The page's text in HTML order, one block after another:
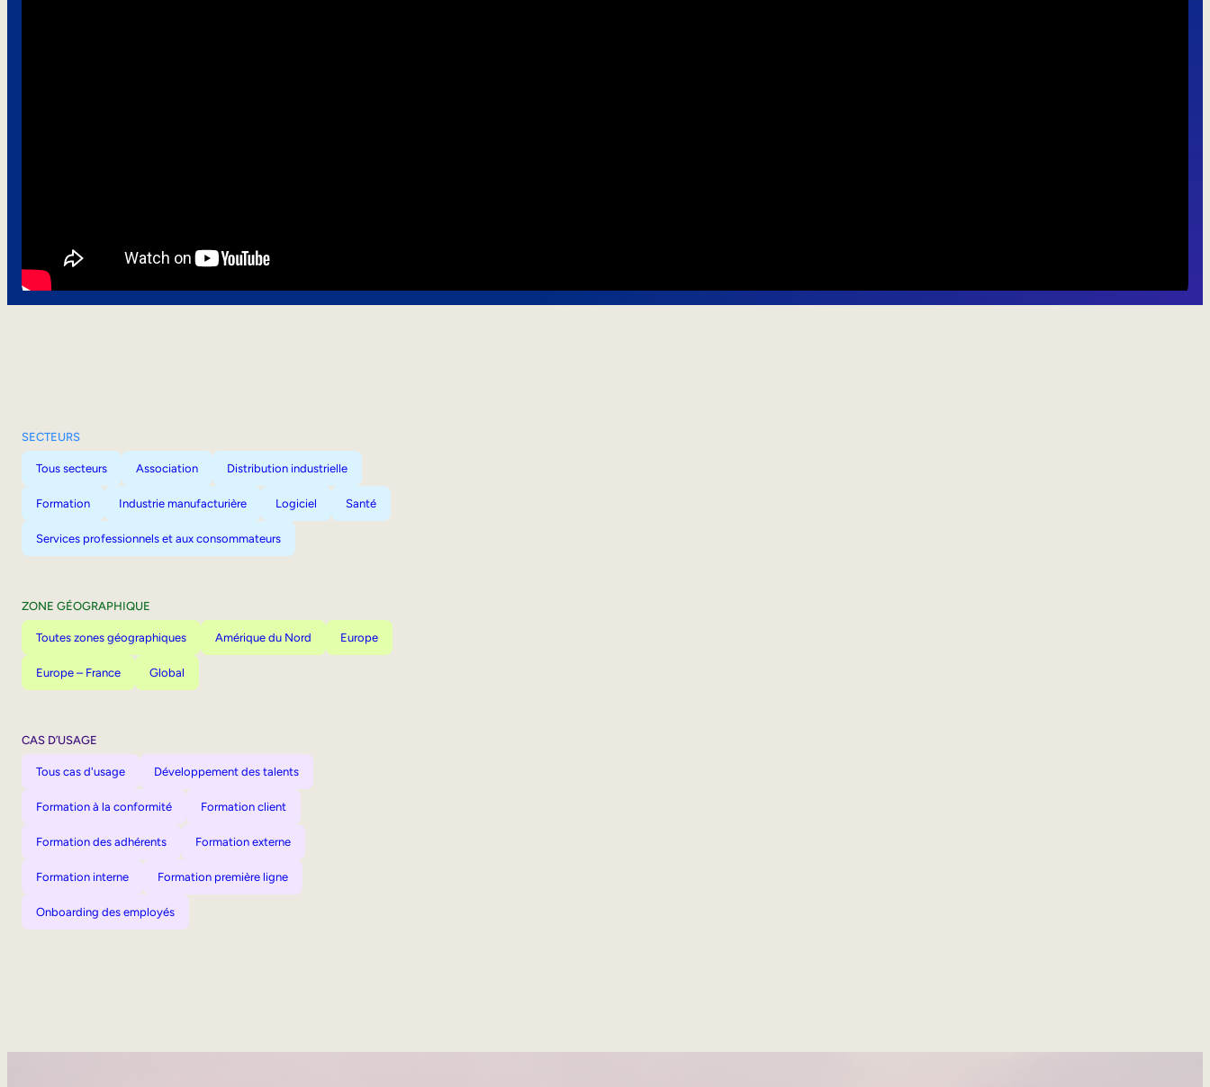
SECTEURS
Tous secteurs Association Distribution industrielle
Formation Industrie manufacturière Logiciel Santé
Services professionnels et aux consommateurs
ZONE GÉOGRAPHIQUE
Toutes zones géographiques Amérique du Nord Europe
Europe – France Global
CAS D’USAGE
Tous cas d'usage Développement des talents
Formation à la conformité Formation client
Formation des adhérents Formation externe
Formation interne Formation première ligne
Onboarding des employés